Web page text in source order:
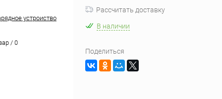
устроиство
/ 0
Рассчитать доставку
В наличии
Поделиться